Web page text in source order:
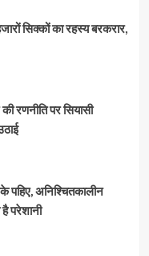
सिक्कों का रहस्य बरकरार,
रणनीति पर सियासी
अनिश्चितकालीन
परेशानी